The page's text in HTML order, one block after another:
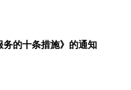
的十条措施》的通知